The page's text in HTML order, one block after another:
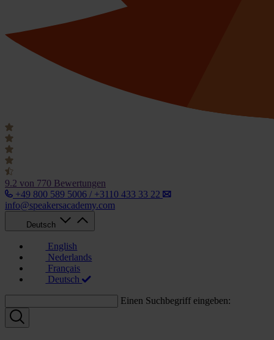
9.2 von 770 Bewertungen
+49 800 589 5006 / +3110 433 33 22
info@speakersacademy.com
Deutsch
English
Nederlands
Français
Deutsch
Einen Suchbegriff eingeben: